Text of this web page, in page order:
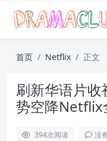
首页 Netflix 正文
刷新华语片
势空降Netflix
394次阅读 没